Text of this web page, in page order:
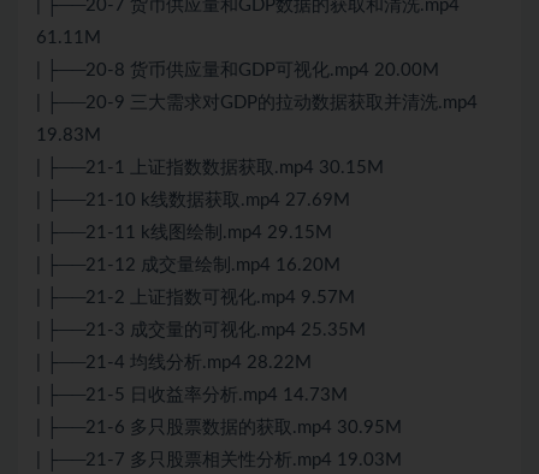
| ├──20-7 货币供应量和GDP数据的获取和清洗.mp4
61.11M
| ├──20-8 货币供应量和GDP可视化.mp4 20.00M
| ├──20-9 三大需求对GDP的拉动数据获取并清洗.mp4
19.83M
| ├──21-1 上证指数数据获取.mp4 30.15M
| ├──21-10 k线数据获取.mp4 27.69M
| ├──21-11 k线图绘制.mp4 29.15M
| ├──21-12 成交量绘制.mp4 16.20M
| ├──21-2 上证指数可视化.mp4 9.57M
| ├──21-3 成交量的可视化.mp4 25.35M
| ├──21-4 均线分析.mp4 28.22M
| ├──21-5 日收益率分析.mp4 14.73M
| ├──21-6 多只股票数据的获取.mp4 30.95M
| ├──21-7 多只股票相关性分析.mp4 19.03M